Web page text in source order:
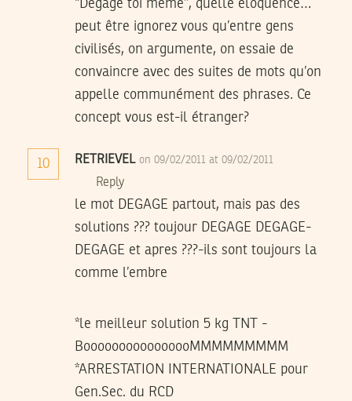
“Dégage toi même”, quelle éloquence…
peut être ignorez vous qu’entre gens
civilisés, on argumente, on essaie de
convaincre avec des suites de mots qu’on
appelle communément des phrases. Ce
concept vous est-il étranger?
10 RETRIEVEL on 09/02/2011 at 09/02/2011
Reply
le mot DEGAGE partout, mais pas des
solutions ??? toujour DEGAGE DEGAGE-
DEGAGE et apres ???-ils sont toujours la
comme l’embre
*le meilleur solution 5 kg TNT -
BoooooooooooooooMMMMMMMMM
*ARRESTATION INTERNATIONALE pour
Gen.Sec. du RCD